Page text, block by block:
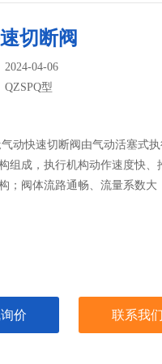
切断阀
04-06
QZSPQ型
动快速切断阀由气动活塞式
组成，执行机构动作速度快、
；阀体流路通畅、流量系数大
价 联系我们